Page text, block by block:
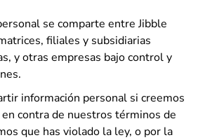
se comparte entre Jibble
filiales y subsidiarias
y otras empresas bajo control y
información personal si creemos
contra de nuestros términos de
que has violado la ley, o por la